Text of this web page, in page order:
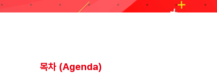
기술지원
Search목차 (Agenda)